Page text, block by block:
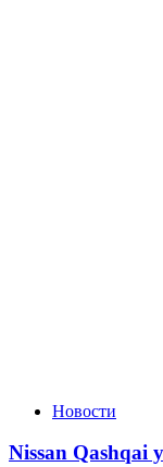
Новости
Nissan Qashqai